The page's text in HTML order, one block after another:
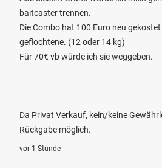
baitcaster trennen.
Die Combo hat 100 Euro neu
geflochtene. (12 oder 14 kg)
Für 70€ vb würde ich sie weggeben.
Da Privat Verkauf, kein/keine
Rückgabe möglich.
vor 1 Stunde